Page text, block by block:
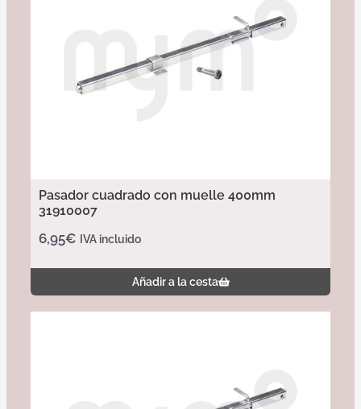
Pasador cuadrado con muelle 400mm
31910007
6,95€ IVA incluido
Añadir a la cesta